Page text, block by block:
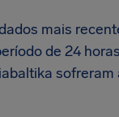
mais
de 24
sofreram